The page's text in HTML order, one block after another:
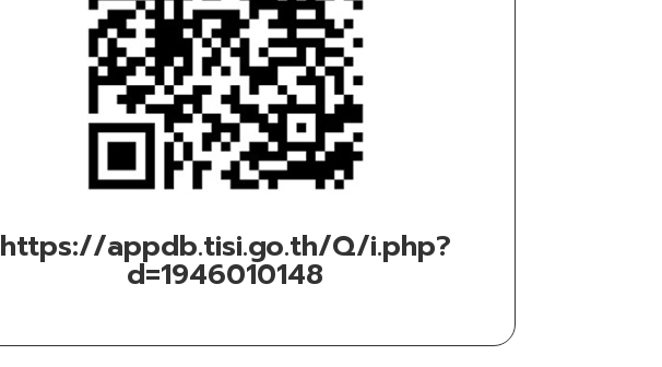
https://appdb.tisi.go.th/Q/i.php?
d=1946010148